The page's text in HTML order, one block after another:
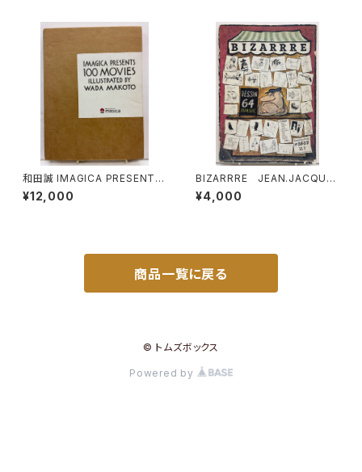
和田誠 IMAGICA PRESENTS
100MOVIES ILLASTRATED
BY WADA MAKOTO 非売品
¥12,000
BIZARRRE JEAN.JACQUE
S PAUVERT編 1964年 BI
ZARRE36-37
¥4,000
商品一覧に戻る
© トムズボックス
Powered by